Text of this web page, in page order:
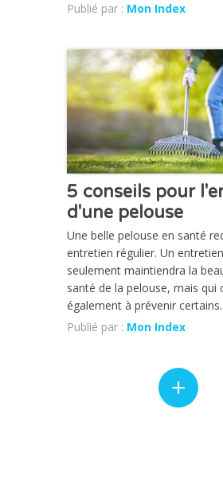
Publié par : Mon Index
CHRONIQUE
5 conseils pour
d'une pelouse
Une belle pelouse en santé
entretien régulier. Un
seulement maintiendra la
santé de la pelouse, mais qui
également à prévenir
Publié par : Mon Index